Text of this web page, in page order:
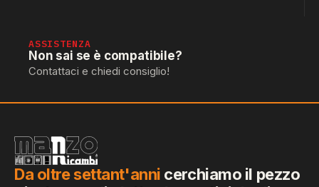
ASSISTENZA
Non sai se è compatibile?
Contattaci e chiedi consiglio!
Da oltre settant'anni cerchiamo il pezzo